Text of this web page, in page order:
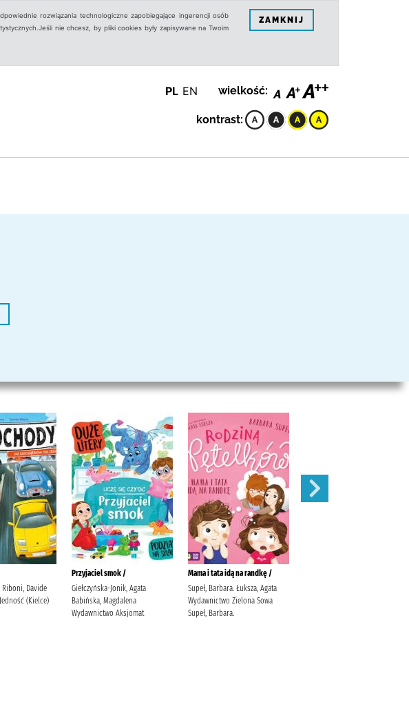
rozwiązania technologiczne zapobiegające ingerencji osób
nie chcesz, by pliki cookies były zapisywane na Twoim
ZAMKNIJ
PL EN wielkość:
kontrast:
Davide
(Kielce)
Przyjaciel smok /
Giełczyńska-Jonik, Agata
Babińska, Magdalena
Wydawnictwo Aksjomat
Mama i tata idą na randkę /
Supeł, Barbara. Łuksza, Agata
Wydawnictwo Zielona Sowa
Supeł, Barbara.